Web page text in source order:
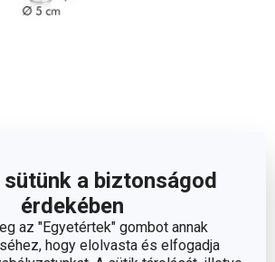
a biztonságod
érdekében
az "Egyetértek" gombot annak
hogy elolvasta és elfogadja
(CM)